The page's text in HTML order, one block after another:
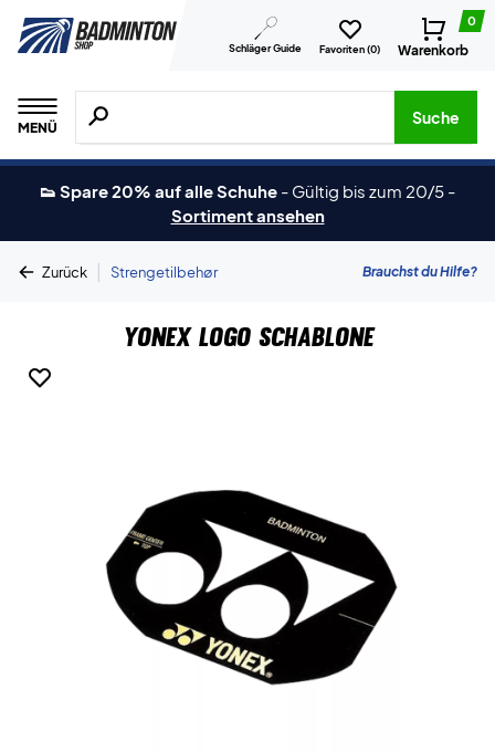
Schläger Guide Favoriten (0)
0
Warenkorb
MENÜ
Suche nach Produkten, Marken usw.
Suche
👟 Spare 20% auf alle Schuhe - Gültig bis zum 20/5 -
Sortiment ansehen
Zurück | Strengetilbehør Brauchst du Hilfe?
Yonex Logo Schablone